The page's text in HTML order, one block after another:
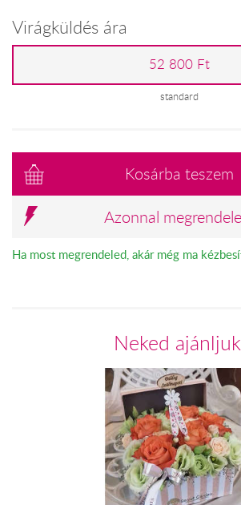
Virágküldés ára
52 800 Ft
standard
Kosárba teszem
Azonnal
Ha most megrendeled, akár még ma
Neked